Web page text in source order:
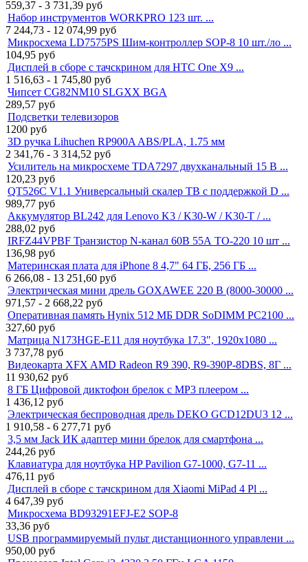
559,37 - 3 731,39 руб
Набор инструментов WORKPRO 123 шт. ...
7 244,73 - 12 074,99 руб
Микросхема LD7575PS Шим-контроллер SOP-8 10 шт./ло ...
104,95 руб
Дисплей в сборе с тачскрином для HTC One X9 ...
1 516,63 - 1 745,80 руб
Чипсет CG82NM10 SLGXX BGA
289,57 руб
Подсветки телевизоров
1200 руб
3D ручка Lihuchen RP900A ABS/PLA, 1.75 мм
2 341,76 - 3 314,52 руб
Усилитель на микросхеме TDA7297 двухканальный 15 В ...
120,23 руб
QT526C V1.1 Универсальный скалер ТВ с поддержкой D ...
989,77 руб
Аккумулятор BL242 для Lenovo K3 / K30-W / K30-T / ...
288,02 руб
IRFZ44VPBF Транзистор N-канал 60В 55А TO-220 10 шт ...
136,98 руб
Материнская плата для iPhone 8 4,7" 64 ГБ, 256 ГБ ...
6 266,08 - 13 251,60 руб
Электрическая мини дрель GOXAWEE 220 В (8000-30000 ...
971,57 - 2 668,22 руб
Оперативная память Hynix 512 МБ DDR SoDIMM PC2100 ...
327,60 руб
Матрица N173HGE-E11 для ноутбука 17.3", 1920x1080 ...
3 737,78 руб
Видеокарта XFX AMD Radeon R9 390, R9-390P-8DBS, 8Г ...
11 930,62 руб
8 ГБ Цифровой диктофон брелок с MP3 плеером ...
1 436,12 руб
Электрическая беспроводная дрель DEKO GCD12DU3 12 ...
1 910,58 - 6 277,71 руб
3,5 мм Jack ИК адаптер мини брелок для смартфона ...
244,26 руб
Клавиатура для ноутбука HP Pavilion G7-1000, G7-11 ...
476,11 руб
Дисплей в сборе с тачскрином для Xiaomi MiPad 4 Pl ...
4 647,39 руб
Микросхема BD93291EFJ-E2 SOP-8
33,36 руб
USB программируемый пульт дистанционного управлени ...
950,00 руб